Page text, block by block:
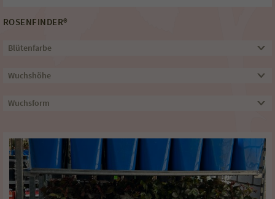
ROSENFINDER®
Blütenfarbe
Wuchshöhe
Wuchsform